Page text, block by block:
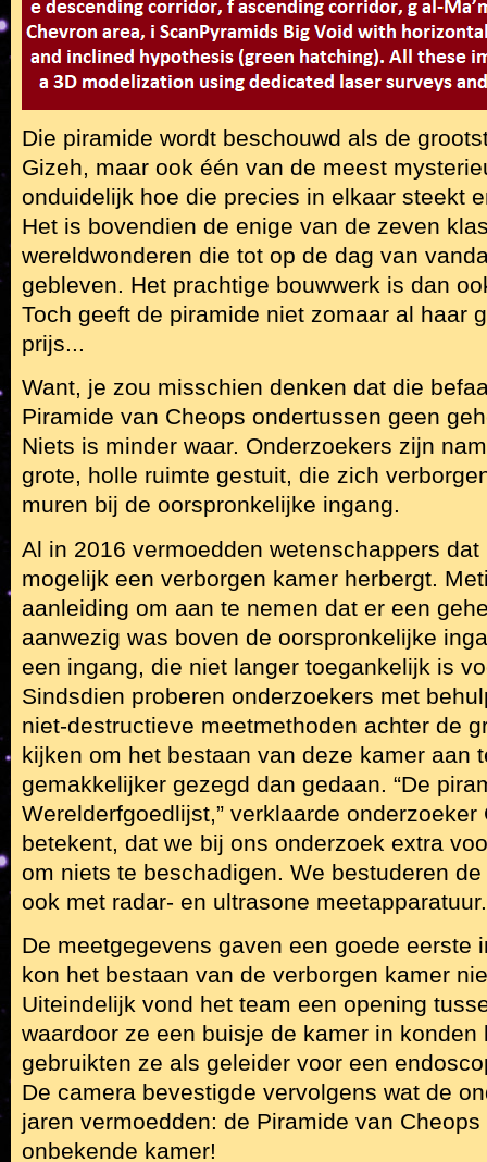
Die piramide wordt beschouwd als de
Gizeh, maar ook één van de meest
onduidelijk hoe die precies in elkaar steekt
Het is bovendien de enige van de zeven
wereldwonderen die tot op de dag van
gebleven. Het prachtige bouwwerk is dan
Toch geeft de piramide niet zomaar al haar
prijs...
Want, je zou misschien denken dat die
Piramide van Cheops ondertussen geen
Niets is minder waar. Onderzoekers zijn
grote, holle ruimte gestuit, die zich
muren bij de oorspronkelijke ingang.
Al in 2016 vermoedden wetenschappers dat
mogelijk een verborgen kamer herbergt.
aanleiding om aan te nemen dat er een
aanwezig was boven de oorspronkelijke
een ingang, die niet langer toegankelijk is
Sindsdien proberen onderzoekers met
niet-destructieve meetmethoden achter de
kijken om het bestaan van deze kamer aan
gemakkelijker gezegd dan gedaan. “De
Werelderfgoedlijst,” verklaarde onderzoeker
betekent, dat we bij ons onderzoek extra
om niets te beschadigen. We bestuderen
ook met radar- en ultrasone
De meetgegevens gaven een goede eerste
kon het bestaan van de verborgen kamer
Uiteindelijk vond het team een opening
waardoor ze een buisje de kamer in konden
gebruikten ze als geleider voor een
De camera bevestigde vervolgens wat de
jaren vermoedden: de Piramide van
onbekende kamer!